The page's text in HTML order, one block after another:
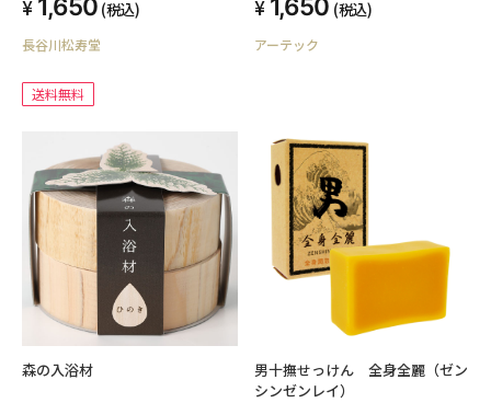
1,650 (税込)
長谷川松寿堂
送料無料
1,650 (税込)
アーテック
森の入浴材
男十撫せっけん 全身全麗（ゼン
シンゼンレイ）